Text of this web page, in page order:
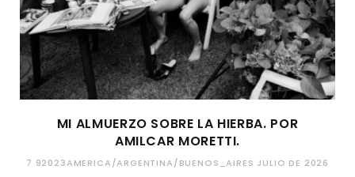
MI ALMUERZO SOBRE LA HIERBA. POR
AMILCAR MORETTI.
7 92023AMERICA/ARGENTINA/BUENOS_AIRES JULIO DE 2026